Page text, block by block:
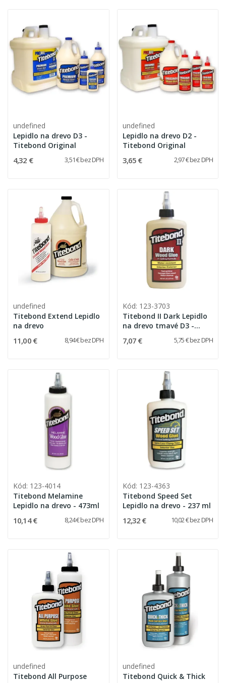
undefined
Lepidlo na drevo D3 -
Titebond Original
4,32 € 3,51 € bez DPH
undefined
Lepidlo na drevo D2 -
Titebond Original
3,65 € 2,97 € bez DPH
undefined
Titebond Extend Lepidlo
na drevo
11,00 € 8,94 € bez DPH
Kód: 123-3703
Titebond II Dark Lepidlo
na drevo tmavé D3 -
7,07 € 5,75 € bez DPH
Kód: 123-4014
Titebond Melamine
Lepidlo na drevo - 473ml
10,14 € 8,24 € bez DPH
Kód: 123-4363
Titebond Speed Set
Lepidlo na drevo - 237 ml
12,32 € 10,02 € bez DPH
undefined
Titebond All Purpose
undefined
Titebond Quick & Thick